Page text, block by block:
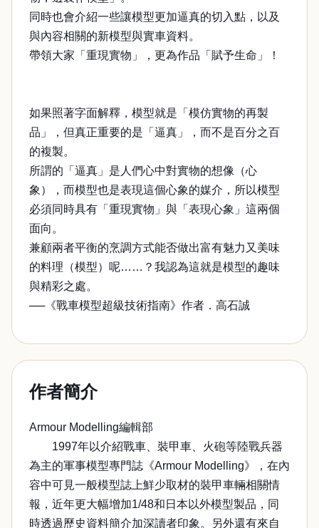
同時也會介紹一些讓模型更加逼真的切入點，以及
與內容相關的新模型與實車資料。
帶領大家「重現實物」，更為作品「賦予生命」！
如果照著字面解釋，模型就是「模仿實物的再製
品」，但真正重要的是「逼真」，而不是百分之百
的複製。
所謂的「逼真」是人們心中對實物的想像（心
象），而模型也是表現這個心象的媒介，所以模型
必須同時具有「重現實物」與「表現心象」這兩個
面向。
兼顧兩者平衡的烹調方式能否做出富有魅力又美味
的料理（模型）呢……？我認為這就是模型的趣味
與精彩之處。
──《戰車模型超級技術指南》作者．高石誠
作者簡介
Armour Modelling編輯部
1997年以介紹戰車、裝甲車、火砲等陸戰兵器
為主的軍事模型專門誌《Armour Modelling》，在內
容中可見一般模型誌上鮮少取材的裝甲車輛相關情
報，近年更大幅增加1/48和日本以外模型製品，同
時透過歷史資料簡介加深讀者印象。另外還有來自